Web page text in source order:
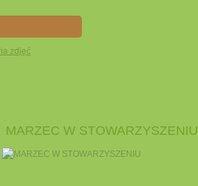
MARZEC W STOWARZYSZENIU